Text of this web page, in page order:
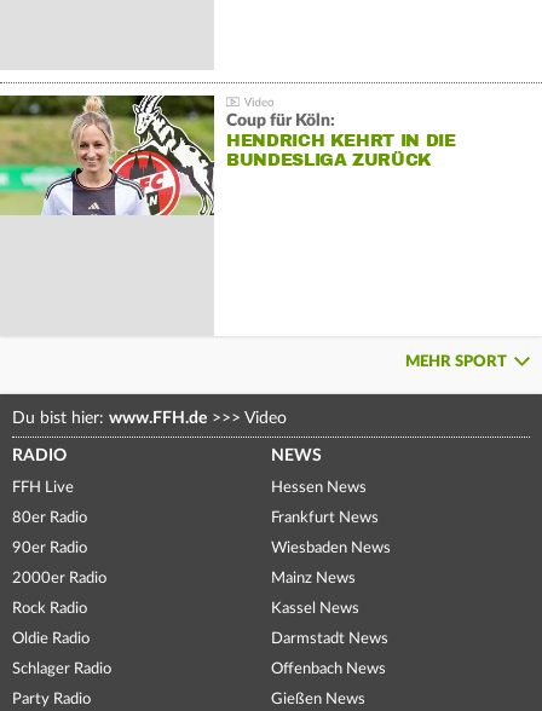
Coup für Köln:
HENDRICH KEHRT IN DIE
BUNDESLIGA ZURÜCK
MEHR SPORT
Du bist hier: www.FFH.de >>> Video
RADIO
FFH Live
80er Radio
90er Radio
2000er Radio
Rock Radio
Oldie Radio
Schlager Radio
Party Radio
NEWS
Hessen News
Frankfurt News
Wiesbaden News
Mainz News
Kassel News
Darmstadt News
Offenbach News
Gießen News